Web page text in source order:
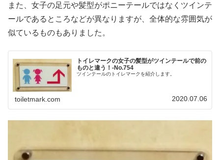
また、女子の足元や髪型がポニーテールではなくツインテ
ールであるところなどが異なりますが、全体的な雰囲気が
似ているものもありました。
トイレマークの女子の髪型がツインテールで前の
ものと違う！‐No.754
ツインテールのトイレマークを紹介します。
toiletmark.com 2020.07.06